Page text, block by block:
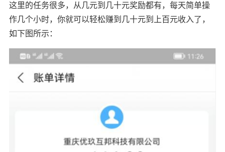
这里的任务很多，从几元到几十元奖励都有，每天简单操
作几个小时，你就可以轻松赚到几十元到上百元收入了，
如下图所示：